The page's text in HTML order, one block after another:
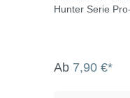
Hunter Serie
Ab 7,90 €*